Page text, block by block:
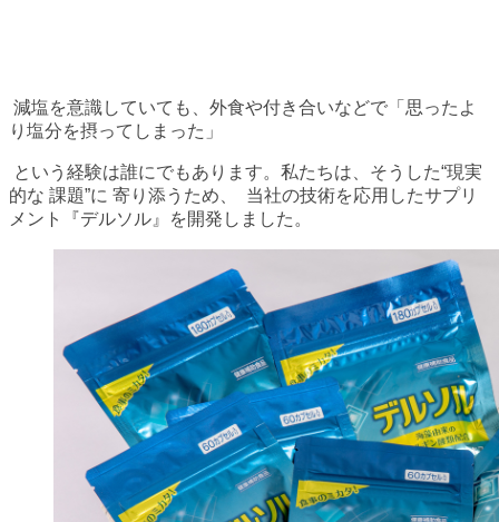
減塩を意識していても、外食や付き合いなどで「思ったよ
り塩分を摂ってしまった」
という経験は誰にでもあります。私たちは、そうした“現実
的な 課題”に 寄り添うため、 当社の技術を応用したサプリ
メント『デルソル』を開発しました。